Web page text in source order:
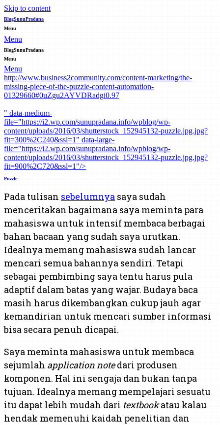
Skip to content
BlogSunuPradana
Menu
Menu
BlogSunuPradana
Menu
Menu
http://www.business2community.com/content-marketing/the-
missing-piece-of-the-puzzle-content-automation-
01329660#0uZgu2AYVDRadgi0.97
" data-medium-
file="https://i2.wp.com/sunupradana.info/wpblog/wp-
content/uploads/2016/03/shutterstock_152945132-puzzle.jpg.jpg?
fit=300%2C240&ssl=1" data-large-
file="https://i2.wp.com/sunupradana.info/wpblog/wp-
content/uploads/2016/03/shutterstock_152945132-puzzle.jpg.jpg?
fit=900%2C720&ssl=1"/>
Puzzle
Pada tulisan sebelumnya saya sudah
menceritakan bagaimana saya meminta para
mahasiswa untuk intensif membaca berbagai
bahan bacaan yang sudah saya urutkan.
Idealnya memang mahasiswa sudah lancar
mencari semua bahannya sendiri. Tetapi
sebagai pembimbing saya tentu harus pula
adaptif dalam batas yang wajar. Budaya baca
masih harus dikembangkan cukup jauh agar
kemandirian untuk mencari sumber informasi
bisa secara penuh dicapai.
Saya meminta mahasiswa untuk membaca
sejumlah applicationnotedari produsen
komponen. Hal ini sengaja dan bukan tanpa
tujuan. Idealnya memang mempelajari sesuatu
itu dapat lebih mudah dari textbookatau kalau
hendak memenuhi kaidah penelitian dan